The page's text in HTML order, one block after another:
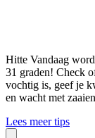
Hitte Vandaag
31 graden! Check
vochtig is, geef je
en wacht met
Lees meer tips